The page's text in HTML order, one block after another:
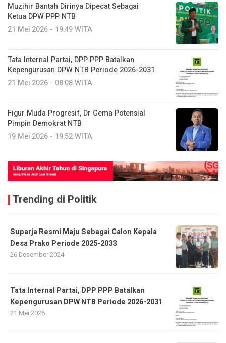
Muzihir Bantah Dirinya Dipecat Sebagai
Ketua DPW PPP NTB
21 Mei 2026 - 19:49 WITA
Tata Internal Partai, DPP PPP Batalkan
Kepengurusan DPW NTB Periode 2026-2031
21 Mei 2026 - 08:08 WITA
Figur Muda Progresif, Dr Gema Potensial
Pimpin Demokrat NTB
19 Mei 2026 - 19:52 WITA
Trending di Politik
Suparja Resmi Maju Sebagai Calon Kepala
Desa Prako Periode 2025-2033
26 Desember 2024
Tata Internal Partai, DPP PPP Batalkan
Kepengurusan DPW NTB Periode 2026-2031
21 Mei 2026